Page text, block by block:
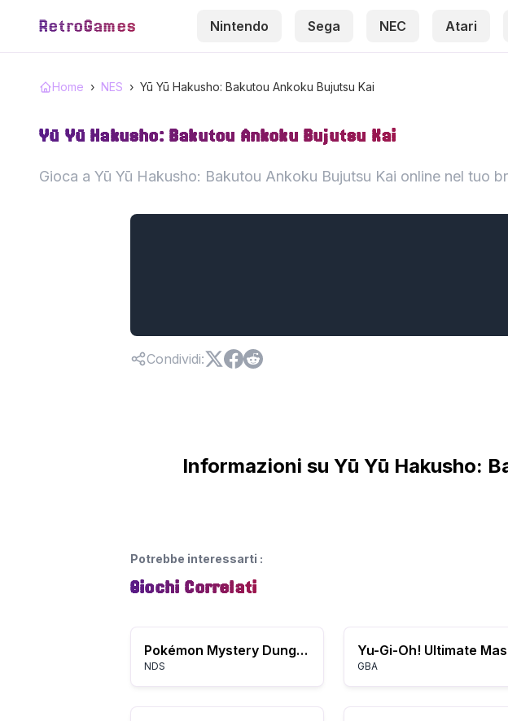
RetroGames Nintendo Sega NEC Atari
Home › NES › Yū Yū Hakusho: Bakutou Ankoku Bujutsu Kai
Yū Yū Hakusho: Bakutou Ankoku Bujutsu Kai
Gioca a Yū Yū Hakusho: Bakutou Ankoku Bujutsu Kai online nel tuo
Condividi:
Informazioni su Yū Yū Hakusho:
Potrebbe interessarti :
Giochi Correlati
Pokémon Mystery Dungeon: Esploratori dello Spirito
NDS GBA